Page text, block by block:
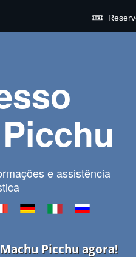
e assistência
Picchu agora!